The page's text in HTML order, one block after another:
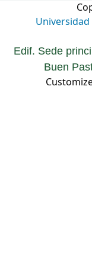
Edif. Sede
Buen